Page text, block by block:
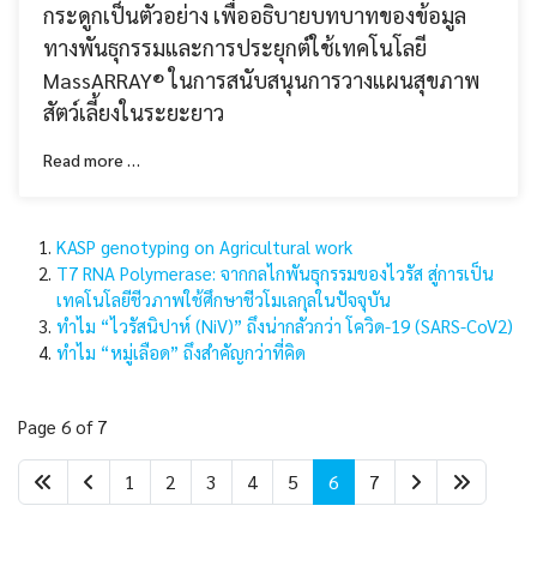
กระดูกเป็นตัวอย่าง เพื่ออธิบายบทบาทของข้อมูล
ทางพันธุกรรมและการประยุกต์ใช้เทคโนโลยี
MassARRAY® ในการสนับสนุนการวางแผนสุขภาพ
สัตว์เลี้ยงในระยะยาว
Read more …
KASP genotyping on Agricultural work
T7 RNA Polymerase: จากกลไกพันธุกรรมของไวรัส สู่การเป็น
เทคโนโลยีชีวภาพใช้ศึกษาชีวโมเลกุลในปัจจุบัน
ทำไม “ไวรัสนิปาห์ (NiV)” ถึงน่ากลัวกว่า โควิด-19 (SARS-CoV2)
ทำไม “หมู่เลือด” ถึงสำคัญกว่าที่คิด
Page 6 of 7
1 2 3 4 5 6 7